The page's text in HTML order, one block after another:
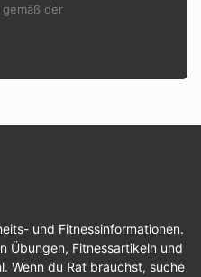
der
und Fitnessinformationen.
Übungen, Fitnessartikeln und
Wenn du Rat brauchst, suche